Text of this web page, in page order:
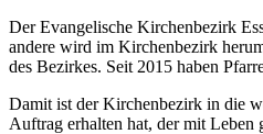
Der Evangelische Kirchenbezirk
andere wird im Kirchenbezirk
des Bezirkes. Seit 2015 haben
Damit ist der Kirchenbezirk in die
Auftrag erhalten hat, der mit Leben